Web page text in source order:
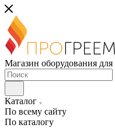
Магазин оборудования
Каталог
По всему сайту
По каталогу